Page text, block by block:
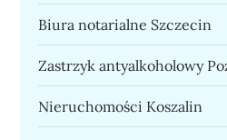
Biura notarialne Szczecin
Zastrzyk antyalkoholowy
Nieruchomości Koszalin